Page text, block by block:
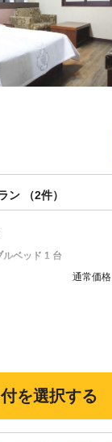
ン （2件）
ルベッド 1 台
通常価格
付を選択する